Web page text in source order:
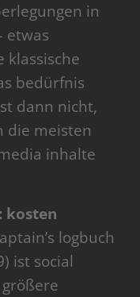
in
etwas
klassische
bedürfnis
dann nicht,
die meisten
inhalte
kosten
logbuch
ist social